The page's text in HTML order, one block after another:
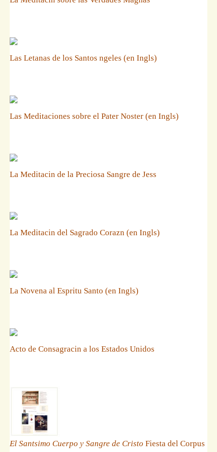
Las Letanas de los Santos ngeles (en Ingls)
Las Meditaciones sobre el Pater Noster (en Ingls)
La Meditacin de la Preciosa Sangre de Jess
La Meditacin del Sagrado Corazn (en Ingls)
La Novena al Espritu Santo (en Ingls)
Acto de Consagracin a los Estados Unidos
El Santsimo Cuerpo y Sangre de Cristo Fiesta del Corpus